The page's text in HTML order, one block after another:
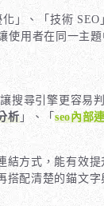
」、「技術
使用者在同一主
搜尋引擎更容易
析」、「 seo內部
結方式，能有效提
配清楚的錨文